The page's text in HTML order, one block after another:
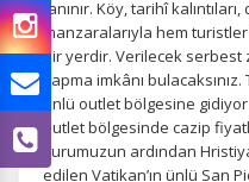
tanınır. Köy, tarihî
manzaralarıyla hem
bir yerdir. Verilecek serbest
yapma imkânı
ünlü outlet bölgesine
outlet bölgesinde cazip
Turumuzun ardından
edilen Vatikan’ın ünlü San